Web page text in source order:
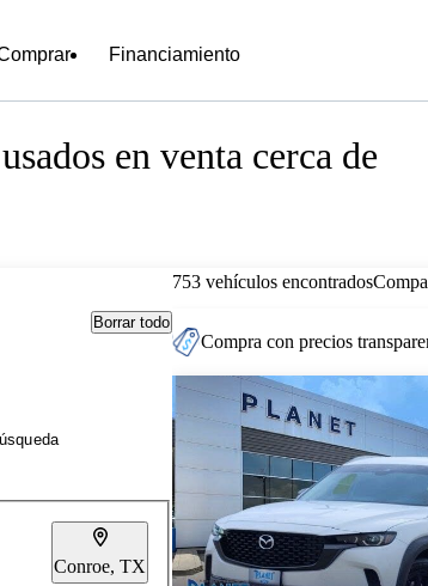
Financiamiento
en venta cerca de
Borrar todo
Conroe, TX
753 vehículos encontrados
Compra con precios